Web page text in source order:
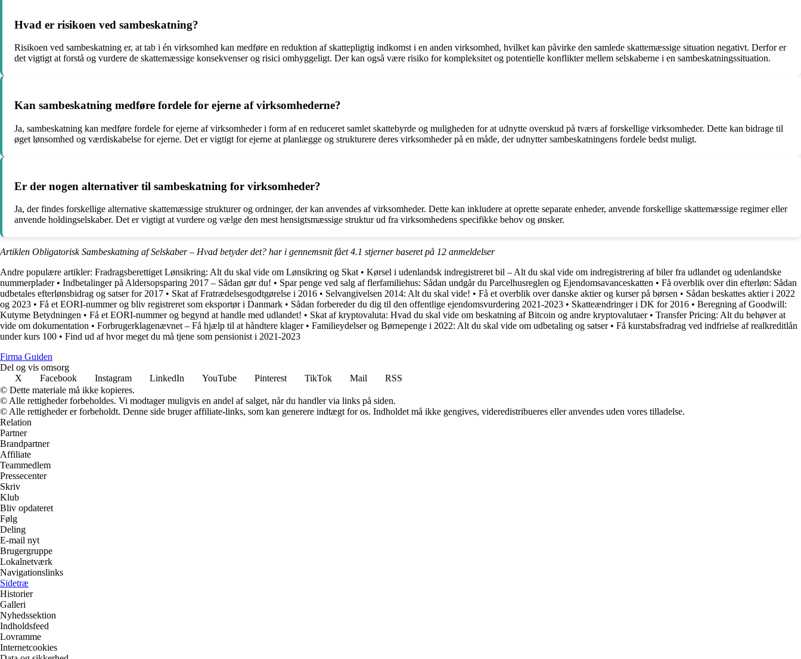
Hvad er risikoen ved sambeskatning?
Risikoen ved sambeskatning er, at tab i én virksomhed kan medføre en reduktion af skattepligtig indkomst i en anden virksomhed, hvilket kan påvirke den samlede skattemæssige situation negativt. Derfor er
det vigtigt at forstå og vurdere de skattemæssige konsekvenser og risici omhyggeligt. Der kan også være risiko for kompleksitet og potentielle konflikter mellem selskaberne i en sambeskatningssituation.
Kan sambeskatning medføre fordele for ejerne af virksomhederne?
Ja, sambeskatning kan medføre fordele for ejerne af virksomheder i form af en reduceret samlet skattebyrde og muligheden for at udnytte overskud på tværs af forskellige virksomheder. Dette kan bidrage til
øget lønsomhed og værdiskabelse for ejerne. Det er vigtigt for ejerne at planlægge og strukturere deres virksomheder på en måde, der udnytter sambeskatningens fordele bedst muligt.
Er der nogen alternativer til sambeskatning for virksomheder?
Ja, der findes forskellige alternative skattemæssige strukturer og ordninger, der kan anvendes af virksomheder. Dette kan inkludere at oprette separate enheder, anvende forskellige skattemæssige regimer eller
anvende holdingselskaber. Det er vigtigt at vurdere og vælge den mest hensigtsmæssige struktur ud fra virksomhedens specifikke behov og ønsker.
Artiklen Obligatorisk Sambeskatning af Selskaber – Hvad betyder det? har i gennemsnit fået4.1 stjerner baseret på 12 anmeldelser
Andre populære artikler: Fradragsberettiget Lønsikring: Alt du skal vide om Lønsikring og Skat • Kørsel i udenlandsk indregistreret bil – Alt du skal vide om indregistrering af biler fra udlandet og udenlandske
nummerplader• Indbetalinger på Aldersopsparing 2017 – Sådan gør du! • Spar penge ved salg af flerfamiliehus: Sådan undgår du Parcelhusreglen og Ejendomsavanceskatten • Få overblik over din efterløn: Sådan
udbetales efterlønsbidrag og satser for 2017 • Skat af Fratrædelsesgodtgørelse i 2016 • Selvangivelsen 2014: Alt du skal vide! • Få et overblik over danske aktier og kurser på børsen • Sådan beskattes aktier i 2022
og 2023 • Få et EORI-nummer og bliv registreret som eksportør i Danmark • Sådan forbereder du dig til den offentlige ejendomsvurdering 2021-2023 • Skatteændringer i DK for 2016 • Beregning af Goodwill:
Kutyme Betydningen • Få et EORI-nummer og begynd at handle med udlandet! • Skat af kryptovaluta: Hvad du skal vide om beskatning af Bitcoin og andre kryptovalutaer• Transfer Pricing: Alt du behøver at
vide om dokumentation • Forbrugerklagenævnet – Få hjælp til at håndtere klager• Familieydelser og Børnepenge i 2022: Alt du skal vide om udbetaling og satser• Få kurstabsfradrag ved indfrielse af realkreditlån
under kurs 100 • Find ud af hvor meget du må tjene som pensionist i 2021-2023
Firma Guiden
Del og vis omsorg
X
Facebook Instagram LinkedIn YouTube Pinterest TikTok Mail
RSS
© Dette materiale må ikke kopieres.
© Alle rettigheder forbeholdes. Vi modtager muligvis en andel af salget, når du handler via links på siden.
© Alle rettigheder er forbeholdt. Denne side bruger affiliate-links, som kan generere indtægt for os. Indholdet må ikke gengives, videredistribueres eller anvendes uden vores tilladelse.
Relation
Partner
Brandpartner
Affiliate
Teammedlem
Pressecenter
Skriv
Klub
Bliv opdateret
Følg
Deling
E-mail nyt
Brugergruppe
Lokalnetværk
Navigationslinks
Sidetræ
Historier
Galleri
Nyhedssektion
Indholdsfeed
Lovramme
Internetcookies